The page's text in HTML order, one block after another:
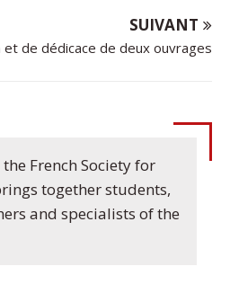
SUIVANT
de dédicace de deux ouvrages
French Society for
together students,
and specialists of the